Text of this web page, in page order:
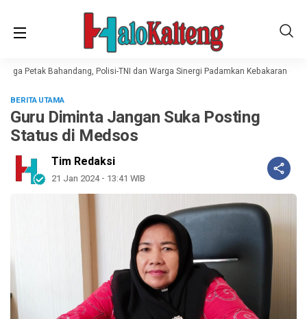
Petak Bahandang, Polisi-TNI dan Warga Sinergi Padamkan Kebakaran di
BERITA UTAMA
Guru Diminta Jangan Suka Posting
Status di Medsos
Tim Redaksi
21 Jan 2024 - 13:41 WIB